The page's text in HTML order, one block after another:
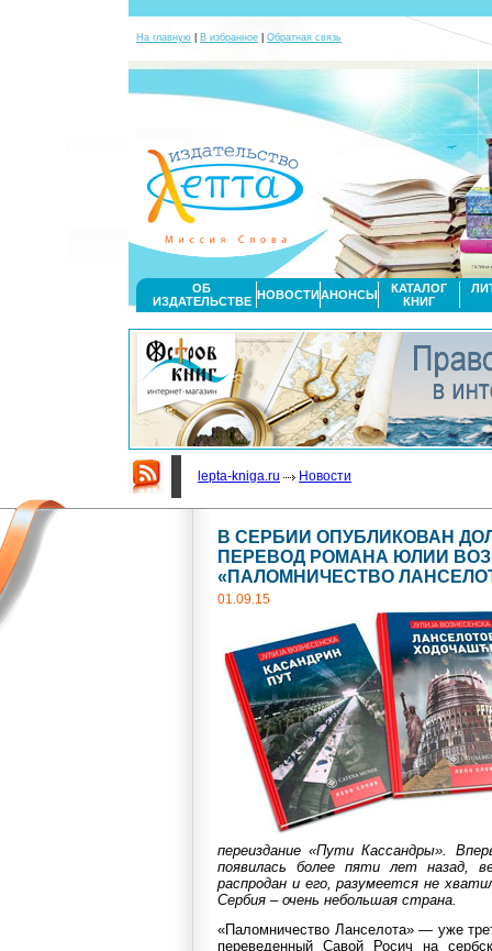
На главную В избранное Обратная связь
ОБ
ИЗДАТЕЛЬСТВЕ НОВОСТИАНОНСЫ
КАТАЛОГ
КНИГ
lepta-kniga.ru Новости
В СЕРБИИ ОПУБЛИКОВАН
ПЕРЕВОД РОМАНА ЮЛИИ
«ПАЛОМНИЧЕСТВО
01.09.15
переиздание «Пути Кассандры».
появилась более пяти лет назад,
распродан и его, разумеется не
Сербия – очень небольшая страна.
«Паломничество Ланселота» — уже
переведенный Савой Росич на